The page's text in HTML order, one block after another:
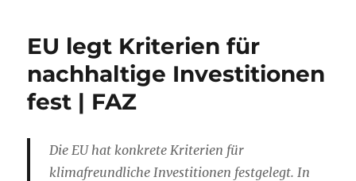
EU legt Kriterien für
nachhaltige Investitionen
fest | FAZ
Die EU hat konkrete Kriterien für
klimafreundliche Investitionen festgelegt. In